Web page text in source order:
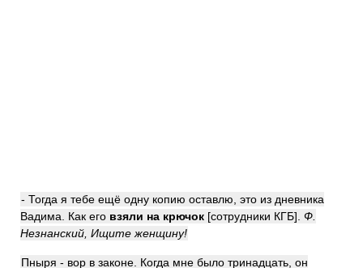
- Тогда я тебе ещё одну копию оставлю, это из дневника
Вадима. Как его взяли на крючок [сотрудники КГБ]. Ф.
Незнанский, Ищите женщину!
Пныря - вор в законе. Когда мне было тринадцать, он